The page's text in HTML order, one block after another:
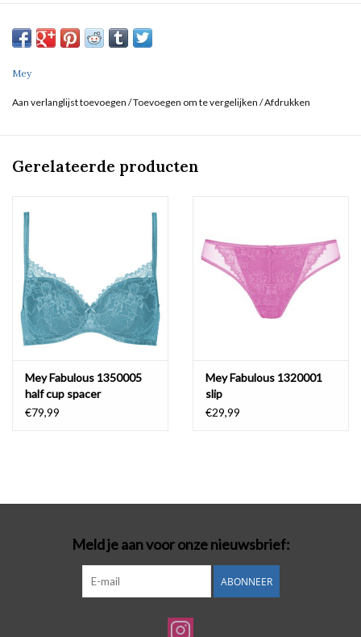
Mey
Aan verlanglijst toevoegen /Toevoegen om te vergelijken /Afdrukken
Gerelateerde producten
Mey Fabulous 1350005
half cup spacer
€79,99
Mey Fabulous 1320001
slip
€29,99
Meld je aan voor onze nieuwsbrief:
ABONNEER